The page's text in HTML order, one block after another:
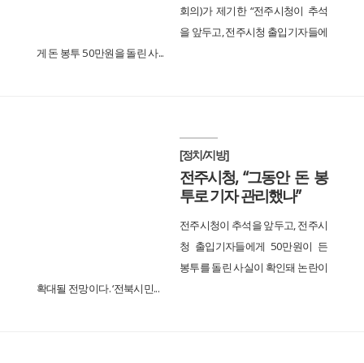
회의)가 제기한 “전주시청이 추석
을 앞두고, 전주시청 출입기자들에
게 돈 봉투 50만원을 돌린 사...
[정치/지방]
전주시청, “그동안 돈 봉
투로 기자 관리했나”
전주시청이 추석을 앞두고, 전주시
청 출입기자들에게 50만원이 든
봉투를 돌린 사실이 확인돼 논란이
확대될 전망이다. ‘전북시민...